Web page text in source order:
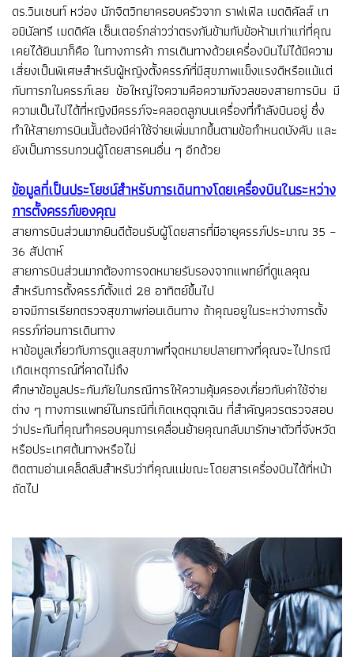
ดร.วินเซนท์ หว่อง นักจิตวิทยาครอบครัวจาก ราฟเฟิล เมดดิคัลส์ เท
อมินัลทรี เมดดิคัล เซ็นเตอร์กล่าวว่าตรงกันข้ามกับข้อห้ามเก่าแก่ที่คุณ
เคยได้ยินมาก็คือ ในทางการค้า การเดินทางด้วยเครื่องบินไม่ได้มีความ
เสี่ยงเป็นพิเศษสำหรับผู้หญิงตั้งครรภ์ที่มีสุขภาพแข็งแรงดีหรือแม้แต่
กับทารกในครรภ์เลย ข้อใหญ่ใจความคือความกังวลของสายการบิน มี
ความเป็นไปได้ที่หญิงมีครรภ์จะคลอดลูกบนเครื่องที่กำลังบินอยู่ ซึ่ง
ทำให้สายการบินนั้นต้องมีค่าใช้จ่ายเพิ่มมากขึ้นตามข้อกำหนดบังคับ และ
ยังเป็นการรบกวนผู้โดยสารคนอื่น ๆ อีกด้วย
ข้อมูลที่เป็นประโยชน์สำหรับการเดินทางโดยเครื่องบินในระหว่าง
การตั้งครรภ์ของคุณ
สายการบินส่วนมากยินดีต้อนรับผู้โดยสารที่มีอายุครรภ์ประมาณ 35 –
36 สัปดาห์
สายการบินส่วนมากต้องการจดหมายรับรองจากแพทย์ที่ดูแลคุณ
สำหรับการตั้งครรภ์ตั้งแต่ 28 อาทิตย์ขึ้นไป
อาจมีการเรียกตรวจสุขภาพก่อนเดินทาง ถ้าคุณอยูในระหว่างการตั้ง
ครรภ์ก่อนการเดินทาง
หาข้อมูลเกี่ยวกับการดูแลสุขภาพที่จุดหมายปลายทางที่คุณจะไปกรณี
เกิดเหตุการณ์ที่คาดไม่ถึง
ศึกษาข้อมูลประกันภัยในกรณีการให้ความคุ้มครองเกี่ยวกับค่าใช้จ่าย
ต่าง ๆ ทางการแพทย์ในกรณีที่เกิดเหตุฉุกเฉิน ที่สำคัญควรตรวจสอบ
ว่าประกันที่คุณทำครอบคุมการเคลื่อนย้ายคุณกลับมารักษาตัวที่จังหวัด
หรือประเทศต้นทางหรือไม่
ติดตามอ่านเคล็ดลับสำหรับว่าที่คุณแม่ขณะโดยสารเครื่องบินได้ที่หน้า
ถัดไป